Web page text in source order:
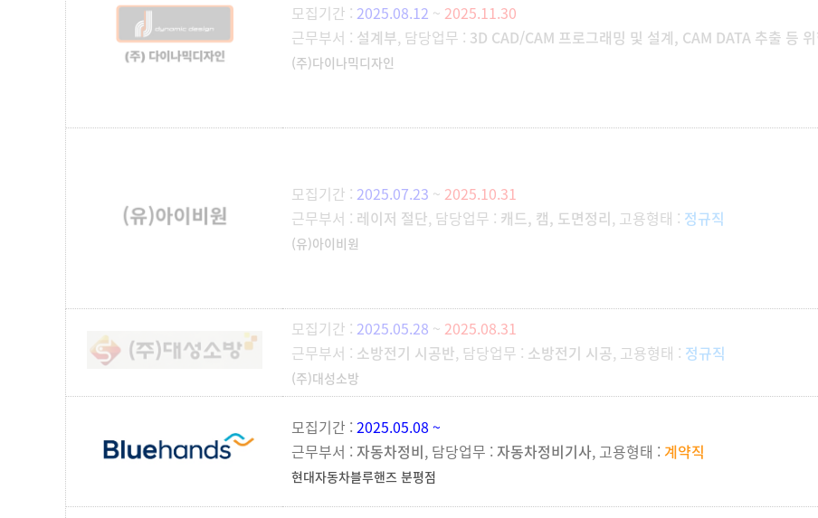
모집기간 : 2025.08.12 ~ 2025.11.30
근무부서 : 설계부, 담당업무 : 3D CAD/CAM 프로그래밍 및 설계, CAM DATA 추출 등
(주)다이나믹디자인
모집기간 : 2025.07.23 ~ 2025.10.31
근무부서 : 레이저 절단, 담당업무 : 캐드, 캠, 도면정리, 고용형태 : 정규직
(유)아이비원
모집기간 : 2025.05.28 ~ 2025.08.31
근무부서 : 소방전기 시공반, 담당업무 : 소방전기 시공, 고용형태 : 정규직
(주)대성소방
모집기간 : 2025.05.08 ~
근무부서 : 자동차정비, 담당업무 : 자동차정비기사, 고용형태 : 계약직
현대자동차블루핸즈 분평점